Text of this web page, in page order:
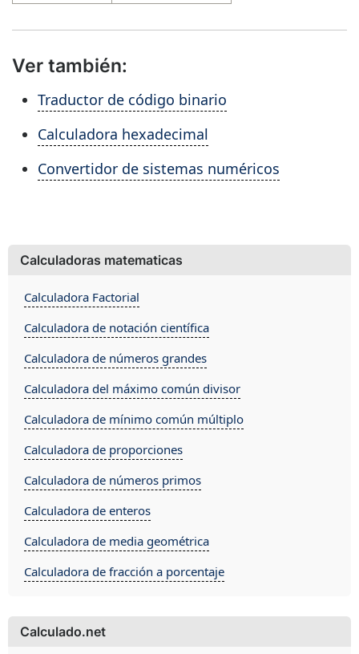
Ver también:
Traductor de código binario
Calculadora hexadecimal
Convertidor de sistemas numéricos
Calculadoras matematicas
Calculadora Factorial
Calculadora de notación científica
Calculadora de números grandes
Calculadora del máximo común divisor
Calculadora de mínimo común múltiplo
Calculadora de proporciones
Calculadora de números primos
Calculadora de enteros
Calculadora de media geométrica
Calculadora de fracción a porcentaje
Calculado.net